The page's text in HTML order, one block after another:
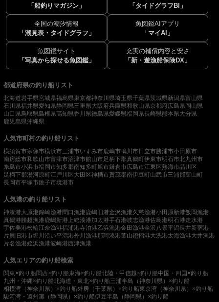
「船釣りマガジン」
「タイドグラフBI」
全国の潮汐情報
「潮見表・タイドグラフ」
魚図鑑AIアプリ
「マイAI」
魚図鑑サイト
「写真から探せる魚図鑑」
充実の補償内容と安さ
「新・遊漁船保険DX」
都道府県の釣り船リスト
北海道岩手県宮城県福島県東京都神奈川県埼玉県千葉県茨城県新潟県富山県
石川県福井県愛知県静岡県三重県大阪府兵庫県和歌山県京都府広島県岡山県
山口県鳥取県島根県高知県香川県徳島県愛媛県福岡県長崎県熊本県大分県
鹿児島県沖縄県
人気市町村の釣り船リスト
横須賀市宗像市横浜市三浦市いすみ市鹿嶋市鴨川市日立市勝浦市小田原市
南房総市和歌山市富津市沼津市館山市足柄下郡真鶴町伊東市明石市北九州市
糸島市小浜市福岡市知多郡南知多町旭市鎌倉市広島市江東区熱海市品川区
足柄下郡湯河原町江戸川区大田区神栖市賀茂郡南伊豆町山武市三浦郡葉山町
長岡市平塚市銚子市境港市
人気港の釣り船リスト
神湊港大原港鐘崎漁港間口漁港 鹿嶋旧港金沢漁港久慈漁港小田原新港飯岡漁港
真鶴港腰越漁港 鹿嶋新港 上総湊港加太港手石港岐志漁港佐島港明石港走水港
宇佐美港松輪江奈漁港福浦港寺泊港乙浜漁港金田漁港金沢八景平潟長井新宿港
片貝旧港市堀川沿い平潟港外川漁港那珂湊港葉山鐙摺港大洗港太海漁港大井漁港
片名漁港姪浜漁港波崎港西津漁港
人気エリアの釣り船検索
関東×釣り船関西×釣り船東海×釣り船北陸・甲信越×釣り船中国・四国×釣り船
九州・沖縄×釣り船北海道・東北×釣り船三浦半島（神奈川県）×釣り船
相模湾（神奈川県）×釣り船外房（千葉県）×釣り船東京湾（神奈川県）×釣り船
駿河湾・遠州灘（静岡県）×釣り船伊豆半島（静岡県）×釣り船